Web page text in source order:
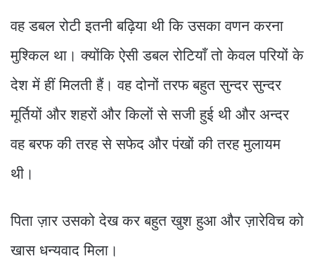
वह डबल रोटी इतनी बढ़िया थी कि उसका वणन करना
मुश्किल था। क्योंकि ऐसी डबल रोटियाँ तो केवल परियों के
देश में हीं मिलती हैं। वह दोनों तरफ बहुत सुन्दर सुन्दर
मूर्तियों और शहरों और किलों से सजी हुई थी और अन्दर
वह बरफ की तरह से सफेद और पंखों की तरह मुलायम
थी।
पिता ज़ार उसको देख कर बहुत खुश हुआ और ज़ारेविच को
खास धन्यवाद मिला।